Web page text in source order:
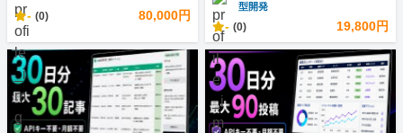
- (0) 80,000円
型開発
- (0) 19,800円